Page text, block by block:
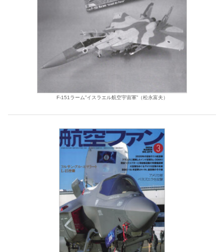
F-151ラーム”イスラエル航空宇宙軍”（松永富夫）